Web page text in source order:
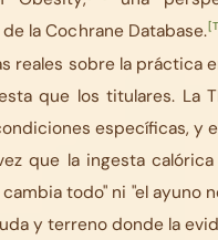
la Cochrane Database.
reales sobre la práctica
que los titulares. La
específicas, y
que la ingesta
todo" ni "el ayuno
y terreno donde la